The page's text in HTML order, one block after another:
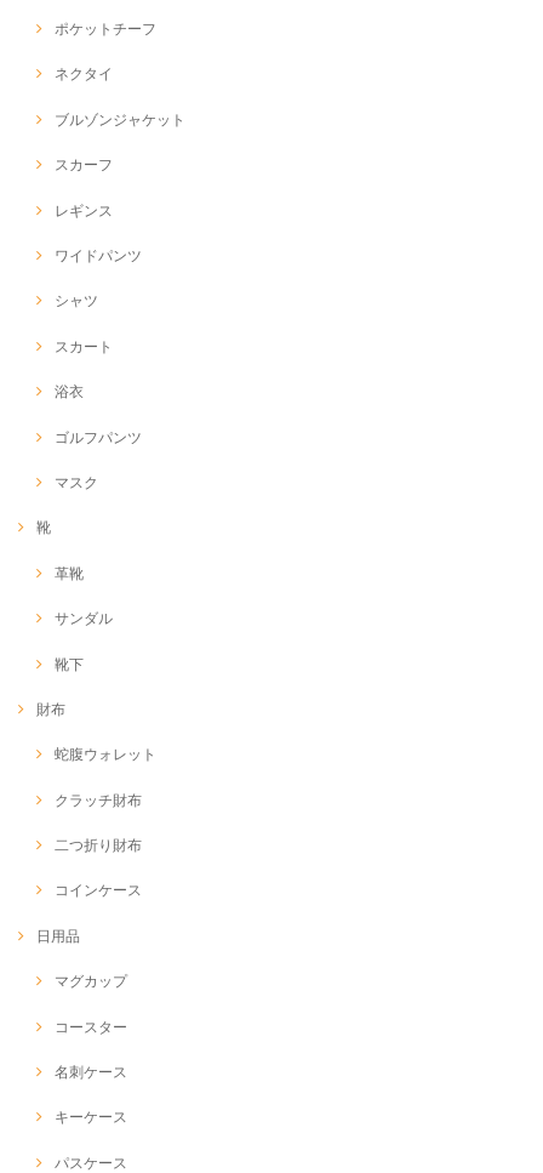
ポケットチーフ
ネクタイ
ブルゾンジャケット
スカーフ
レギンス
ワイドパンツ
シャツ
スカート
浴衣
ゴルフパンツ
マスク
靴
革靴
サンダル
靴下
財布
蛇腹ウォレット
クラッチ財布
二つ折り財布
コインケース
日用品
マグカップ
コースター
名刺ケース
キーケース
パスケース